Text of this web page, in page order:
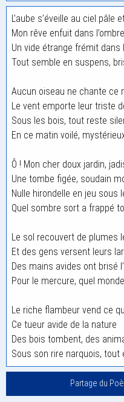
L’aube s’éveille au ciel pâle
Mon rêve enfuit dans
Un vide étrange frémit dans
Tout semble en suspens,
Aucun oiseau ne chante ce
Le vent emporte leur triste
Sous les bois, tout reste
En ce matin voilé,
Ô ! Mon cher doux jardin,
Une tombe figée, soudain
Nulle hirondelle en jeu sous
Quel sombre sort a frappé
Le sol recouvert de plumes
Et des gens versent leurs
Des mains avides ont brisé
Pour le mercure, quel
Le riche flambeur vend ce
Ce tueur avide de la nature
Des bois tombent, des
Sous son rire narquois, tout
Partage du